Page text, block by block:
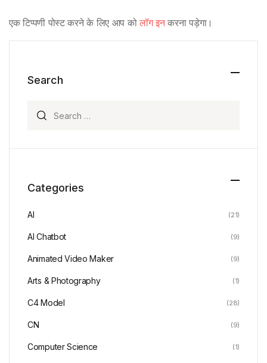
एक टिप्पणी पोस्ट करने के लिए आप कोलॉग इनकरना पड़ेगा।
Search
Categories
AI (21)
AI Chatbot (9)
Animated Video Maker (9)
Arts & Photography (1)
C4 Model (28)
CN (9)
Computer Science (1)